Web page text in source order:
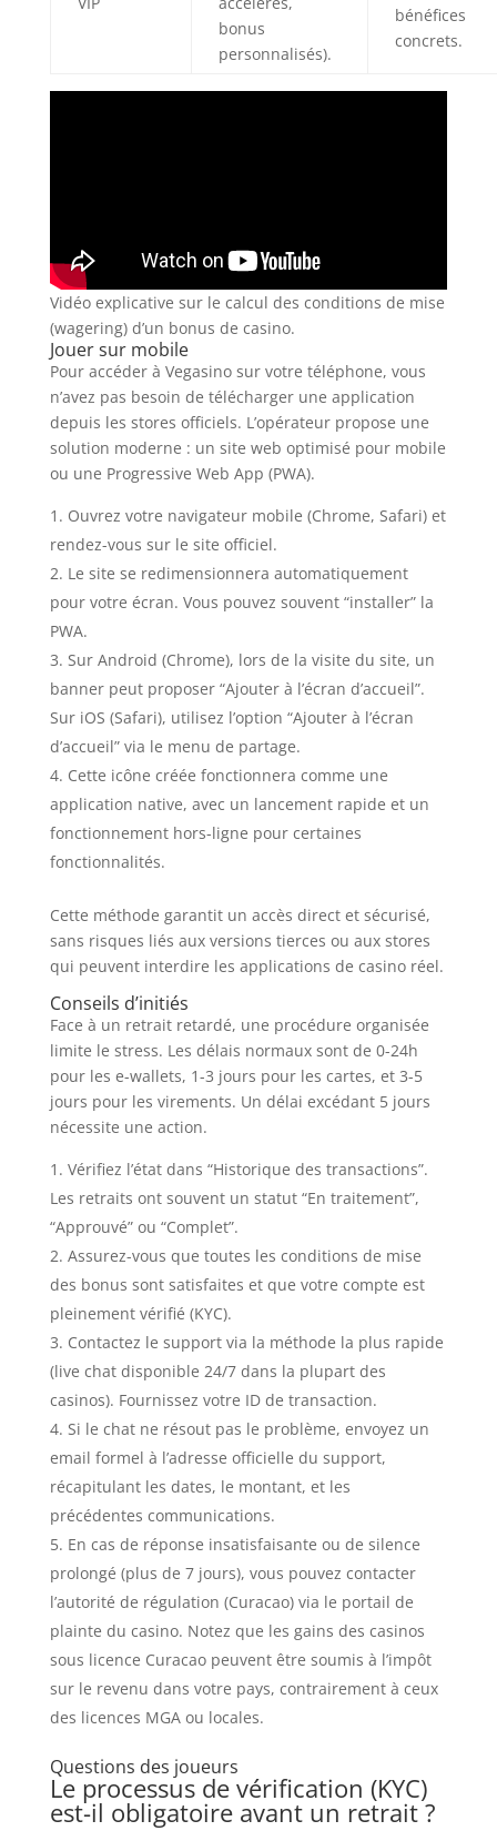
bonus
personnalisés).
bénéfices
concrets.
Vidéo explicative sur le calcul des conditions de mise
(wagering) d’un bonus de casino.
Jouer sur mobile
Pour accéder à Vegasino sur votre téléphone, vous
n’avez pas besoin de télécharger une application
depuis les stores officiels. L’opérateur propose une
solution moderne : un site web optimisé pour mobile
ou une Progressive Web App (PWA).
Ouvrez votre navigateur mobile (Chrome, Safari) et
rendez-vous sur le site officiel.
Le site se redimensionnera automatiquement
pour votre écran. Vous pouvez souvent “installer” la
PWA.
Sur Android (Chrome), lors de la visite du site, un
banner peut proposer “Ajouter à l’écran d’accueil”.
Sur iOS (Safari), utilisez l’option “Ajouter à l’écran
d’accueil” via le menu de partage.
Cette icône créée fonctionnera comme une
application native, avec un lancement rapide et un
fonctionnement hors-ligne pour certaines
fonctionnalités.
Cette méthode garantit un accès direct et sécurisé,
sans risques liés aux versions tierces ou aux stores
qui peuvent interdire les applications de casino réel.
Conseils d’initiés
Face à un retrait retardé, une procédure organisée
limite le stress. Les délais normaux sont de 0-24h
pour les e-wallets, 1-3 jours pour les cartes, et 3-5
jours pour les virements. Un délai excédant 5 jours
nécessite une action.
Vérifiez l’état dans “Historique des transactions”.
Les retraits ont souvent un statut “En traitement”,
“Approuvé” ou “Complet”.
Assurez-vous que toutes les conditions de mise
des bonus sont satisfaites et que votre compte est
pleinement vérifié (KYC).
Contactez le support via la méthode la plus rapide
(live chat disponible 24/7 dans la plupart des
casinos). Fournissez votre ID de transaction.
Si le chat ne résout pas le problème, envoyez un
email formel à l’adresse officielle du support,
récapitulant les dates, le montant, et les
précédentes communications.
En cas de réponse insatisfaisante ou de silence
prolongé (plus de 7 jours), vous pouvez contacter
l’autorité de régulation (Curacao) via le portail de
plainte du casino. Notez que les gains des casinos
sous licence Curacao peuvent être soumis à l’impôt
sur le revenu dans votre pays, contrairement à ceux
des licences MGA ou locales.
Questions des joueurs
Le processus de vérification (KYC)
est-il obligatoire avant un retrait ?